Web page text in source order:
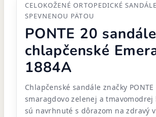
CELOKOŽENÉ ORTOPEDICKÉ
SPEVNENOU PÄTOU
PONTE 20 sandále
chlapčenské
1884A
Chlapčenské sandále značky
smaragdovo zelenej a tmavomodrej
sú navrhnuté s dôrazom na zdravý